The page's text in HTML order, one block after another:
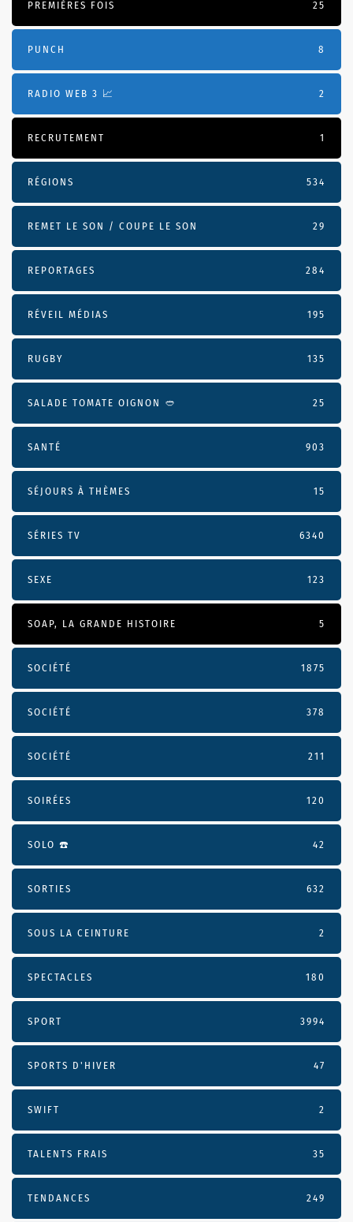
PREMIÈRES FOIS 25
PUNCH 8
RADIO WEB 3 📈 2
RECRUTEMENT 1
RÉGIONS 534
REMET LE SON / COUPE LE SON 29
REPORTAGES 284
RÉVEIL MÉDIAS 195
RUGBY 135
SALADE TOMATE OIGNON 🥙 25
SANTÉ 903
SÉJOURS À THÈMES 15
SÉRIES TV 6340
SEXE 123
SOAP, LA GRANDE HISTOIRE 5
SOCIÉTÉ 1875
SOCIÉTÉ 378
SOCIÉTÉ 211
SOIRÉES 120
SOLO ☎️ 42
SORTIES 632
SOUS LA CEINTURE 2
SPECTACLES 180
SPORT 3994
SPORTS D'HIVER 47
SWIFT 2
TALENTS FRAIS 35
TENDANCES 249